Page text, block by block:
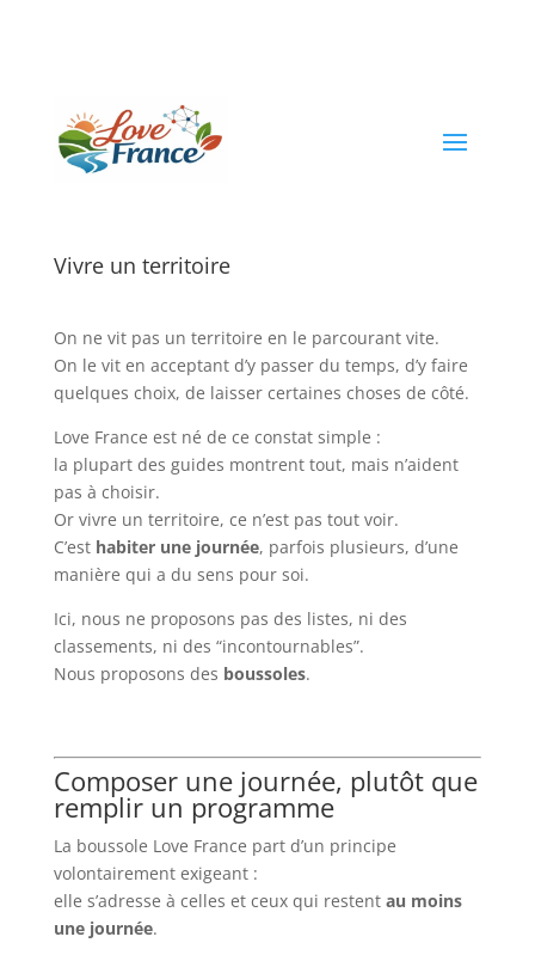
Vivre un territoire
On ne vit pas un territoire en le parcourant vite.
On le vit en acceptant d’y passer du temps, d’y faire
quelques choix, de laisser certaines choses de côté.
Love France est né de ce constat simple :
la plupart des guides montrent tout, mais n’aident
pas à choisir.
Or vivre un territoire, ce n’est pas tout voir.
C’est habiter une journée, parfois plusieurs, d’une
manière qui a du sens pour soi.
Ici, nous ne proposons pas des listes, ni des
classements, ni des “incontournables”.
Nous proposons des boussoles.
Composer une journée, plutôt que
remplir un programme
La boussole Love France part d’un principe
volontairement exigeant :
elle s’adresse à celles et ceux qui restent au moins
une journée.